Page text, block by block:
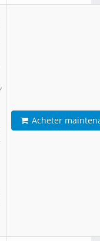
Acheter